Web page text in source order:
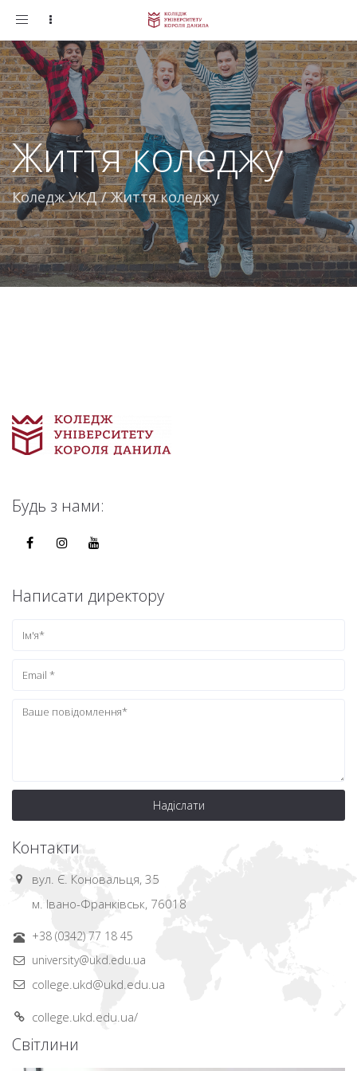
Toggle
Життя коледжу
Коледж УКД/Життя коледжу
Будь з нами:
Написати директору
Надіслати
Контакти
вул. Є. Коновальця, 35
м. Івано-Франківськ, 76018
+38 (0342) 77 18 45
university@ukd.edu.ua
college.ukd@ukd.edu.ua
college.ukd.edu.ua/
Світлини